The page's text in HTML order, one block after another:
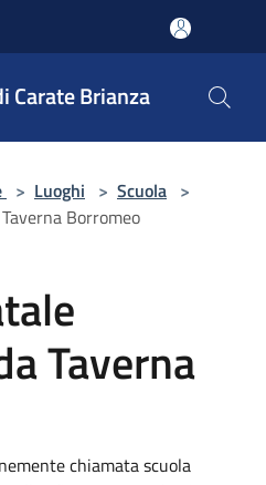
Carate Brianza
> Luoghi > Scuola >
Borromeo
Taverna
chiamata scuola